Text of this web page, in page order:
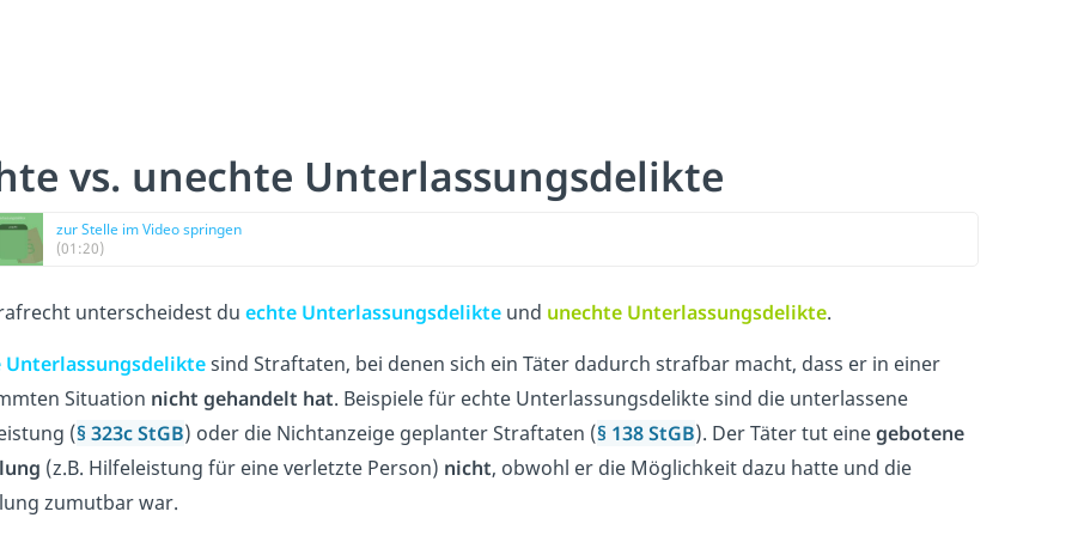
vs. unechte Unterlassungsdelikte
zur Stelle im Video springen
(01:20)
unterscheidest du echte Unterlassungsdelikte und unechte Unterlassungsdelikte.
Unterlassungsdelikte sind Straftaten, bei denen sich ein Täter dadurch strafbar macht, dass er in einer
Situation nicht gehandelt hat. Beispiele für echte Unterlassungsdelikte sind die unterlassene
(§ 323c StGB) oder die Nichtanzeige geplanter Straftaten (§ 138 StGB). Der Täter tut einegebotene
(z.B. Hilfeleistung für eine verletzte Person) nicht, obwohl er die Möglichkeit dazu hatte und die
zumutbar war.